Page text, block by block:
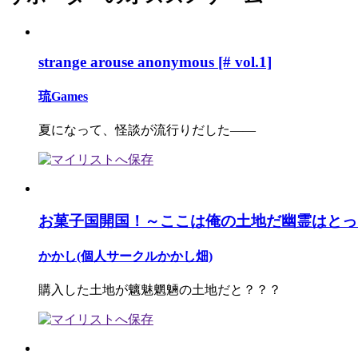
strange arouse anonymous [# vol.1]
琉Games
夏になって、怪談が流行りだした――
お菓子国開国！～ここは俺の土地だ幽霊はと
かかし(個人サークルかかし畑)
購入した土地が魑魅魍魎の土地だと？？？